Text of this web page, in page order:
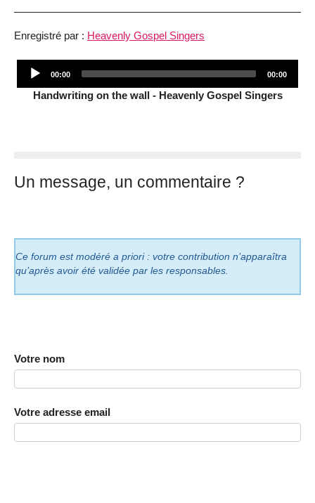
Enregistré par : Heavenly Gospel Singers
Current
00:00
Total
00:00
Handwriting on the wall - Heavenly Gospel Singers
Un message, un commentaire ?
Ce forum est modéré a priori : votre contribution n’apparaîtra
qu’après avoir été validée par les responsables.
Votre nom
Votre adresse email